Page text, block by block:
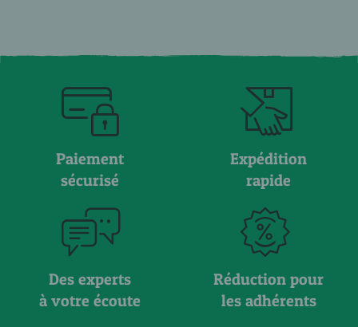
Paiement
sécurisé
Expédition
rapide
Des experts
à votre écoute
Réduction pour
les adhérents